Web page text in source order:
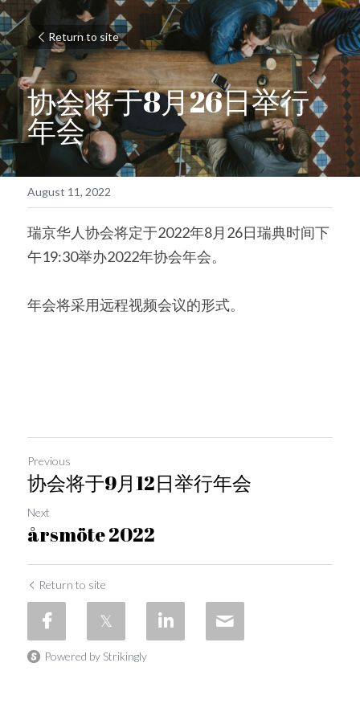
Return to site
协会将于8月26日举行
年会
August 11, 2022
瑞京华人协会将定于2022年8月26日瑞典时间下
午19:30举办2022年协会年会。
年会将采用远程视频会议的形式。
Previous
协会将于9月12日举行年会
Next
årsmöte 2022
Return to site
Powered by Strikingly